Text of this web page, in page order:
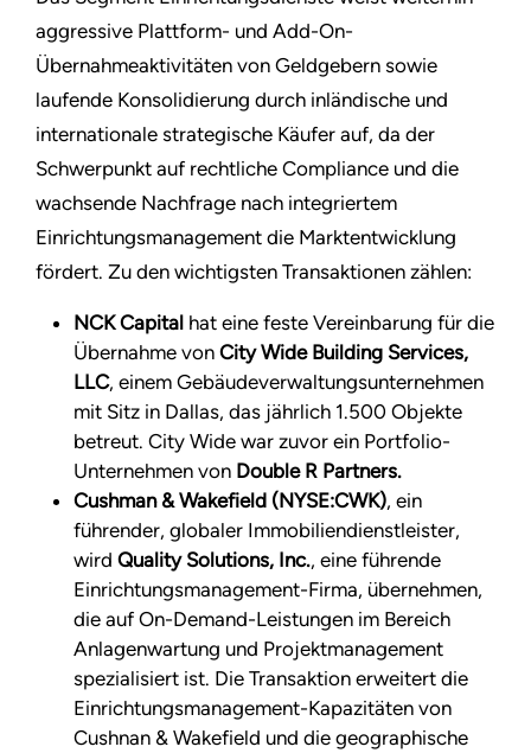
aggressive Plattform- und Add-On-
Übernahmeaktivitäten von Geldgebern sowie
laufende Konsolidierung durch inländische und
internationale strategische Käufer auf, da der
Schwerpunkt auf rechtliche Compliance und die
wachsende Nachfrage nach integriertem
Einrichtungsmanagement die Marktentwicklung
fördert. Zu den wichtigsten Transaktionen zählen:
NCK Capital hat eine feste Vereinbarung für die
Übernahme von City Wide Building Services,
LLC, einem Gebäudeverwaltungsunternehmen
mit Sitz in Dallas, das jährlich 1.500 Objekte
betreut. City Wide war zuvor ein Portfolio-
Unternehmen von Double R Partners.
Cushman & Wakefield (NYSE:CWK), ein
führender, globaler Immobiliendienstleister,
wird Quality Solutions, Inc., eine führende
Einrichtungsmanagement-Firma, übernehmen,
die auf On-Demand-Leistungen im Bereich
Anlagenwartung und Projektmanagement
spezialisiert ist. Die Transaktion erweitert die
Einrichtungsmanagement-Kapazitäten von
Cushnan & Wakefield und die geographische